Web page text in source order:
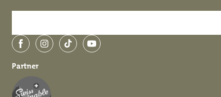
FacebookInstagramTikTokYouTube
Partner